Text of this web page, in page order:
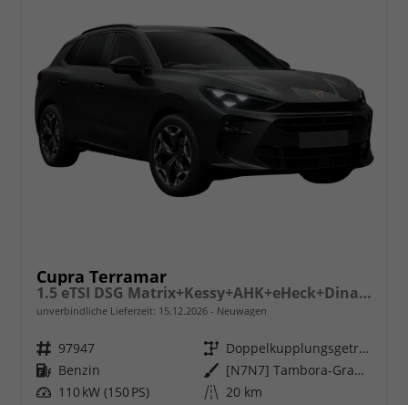
Cupra Terramar
1.5 eTSI DSG Matrix+Kessy+AHK+eHeck+Dinamica+CarPlay+eHeck+GV5
unverbindliche Lieferzeit: 15.12.2026 Neuwagen
Fahrzeugnr. 97947 Getriebe
Doppelkupplungsgetriebe (DSG)
Kraftstoff Benzin Außenfarbe
[N7N7] Tambora-Grau Metallic
Leistung 110 kW (150 PS) Kilometerstand 20 km